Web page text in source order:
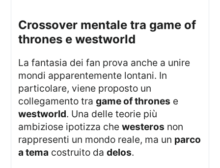
crossover mentale tra game of
thrones e westworld
La fantasia dei fan prova anche a unire
mondi apparentemente lontani. In
particolare, viene proposto un
collegamento tragame of thrones e
westworld. Una delle teorie più
ambiziose ipotizza chewesteros non
rappresenti un mondo reale, ma un parco
a tema costruito dadelos.